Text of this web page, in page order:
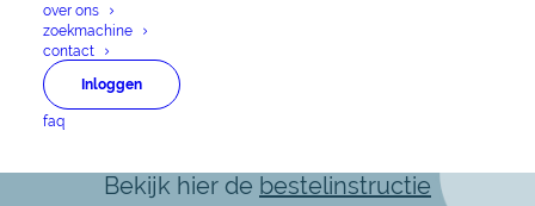
over ons
zoekmachine
contact
Inloggen
faq
Indapamid
Bekijk hier de bestelinstructie